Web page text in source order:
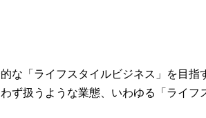
な「ライフスタイルビジネス」を目
ず扱うような業態、いわゆる「ライ